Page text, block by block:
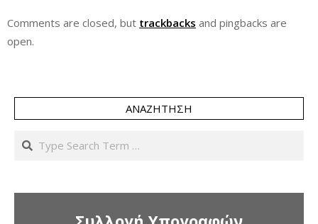
Comments are closed, but trackbacks and pingbacks are
open.
ΑΝΑΖΉΤΗΣΗ
Search